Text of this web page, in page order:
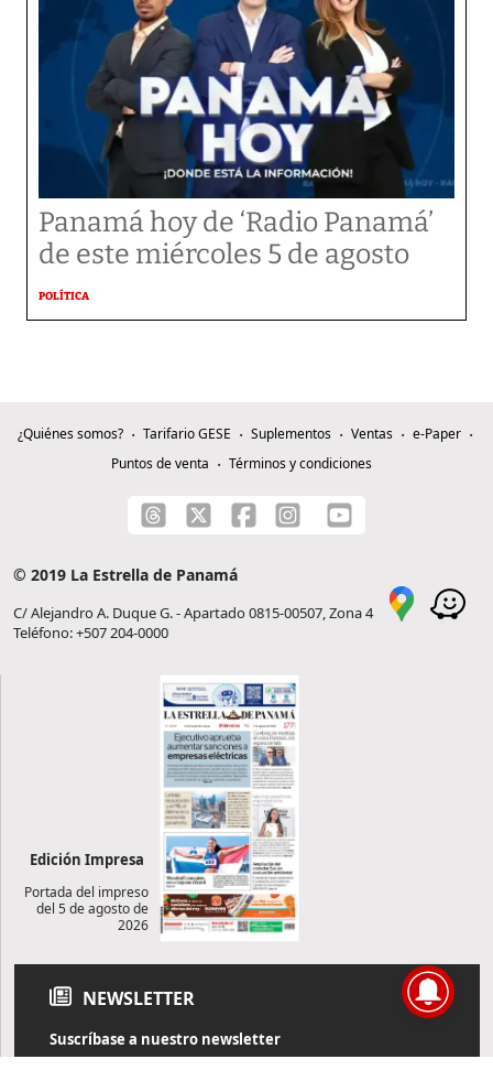
Panamá hoy de ‘Radio Panamá’
de este miércoles 5 de agosto
POLÍTICA
¿Quiénes somos? Tarifario GESE Suplementos Ventas
e-Paper
Puntos de venta
Términos y condiciones
© 2019 La Estrella de Panamá
C/ Alejandro A. Duque G. - Apartado 0815-00507, Zona 4
Teléfono: +507 204-0000
Edición Impresa
Portada del impreso
del 5 de agosto de
2026
NEWSLETTER
Suscríbase a nuestro newsletter
Reciba diariamente información de actualidad directamente en